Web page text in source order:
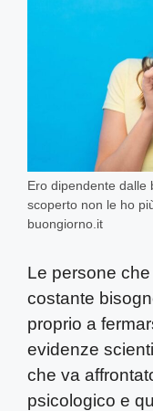
Ero dipendente dalle
scoperto non le ho
buongiorno.it
Le persone
costante
proprio a
evidenze
che va
psicologico e